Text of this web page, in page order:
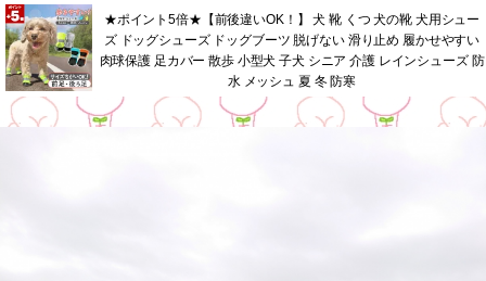
★ポイント5倍★【前後違いOK！】 犬 靴 くつ 犬の靴 犬用シュー
ズ ドッグシューズ ドッグブーツ 脱げない 滑り止め 履かせやすい
肉球保護 足カバー 散歩 小型犬 子犬 シニア 介護 レインシューズ 防
水 メッシュ 夏 冬 防寒